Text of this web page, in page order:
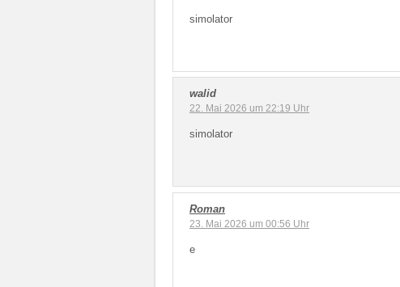
simolator
walid
22. Mai 2026 um 22:19 Uhr
simolator
Roman
23. Mai 2026 um 00:56 Uhr
e